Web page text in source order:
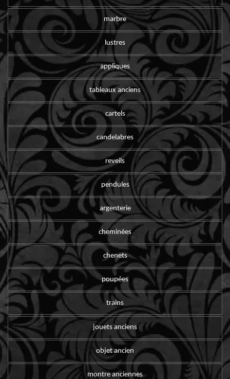
marbre
lustres
appliques
tableaux anciens
cartels
candelabres
reveils
pendules
argenterie
cheminées
chenets
poupées
trains
jouets anciens
objet ancien
montre anciennes